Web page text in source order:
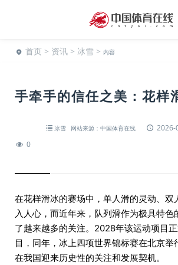
首页 > 资讯 > 冰雪 > 内容
手牵手的信任之美：花样
冰雪 网站来源：中国体育在线
2026-
0
在花样滑冰的赛场中，单人滑的灵动、双
入人心，而近年来，队列滑作为极具特色
了越来越多的关注。2028年该运动项目
目，同年，冰上四项世界锦标赛在北京举
在我国迎来历史性的关注和发展契机。